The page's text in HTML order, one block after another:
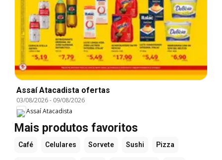
Assaí Atacadista ofertas
03/08/2026- 09/08/2026
Assaí Atacadista
Mais produtos favoritos
Café Celulares Sorvete Sushi Pizza